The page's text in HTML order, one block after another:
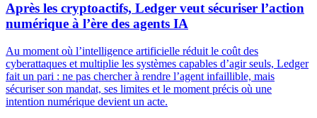
Après les cryptoactifs, Ledger veut sécuriser l’action
numérique à l’ère des agents IA
Au moment où l’intelligence artificielle réduit le coût des
cyberattaques et multiplie les systèmes capables d’agir seuls, Ledger
fait un pari : ne pas chercher à rendre l’agent infaillible, mais
sécuriser son mandat, ses limites et le moment précis où une
intention numérique devient un acte.